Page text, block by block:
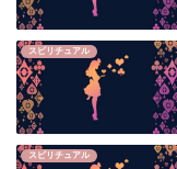
スピリチュアル
スピリチュアル